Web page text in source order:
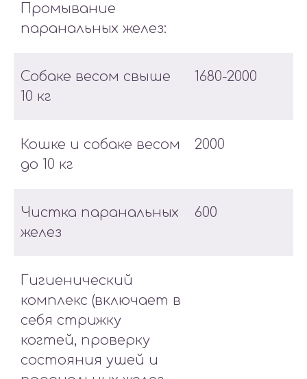
Промывание
паранальных желез:
Собаке весом свыше
10 кг
1680-2000
Кошке и собаке весом
до 10 кг
2000
Чистка паранальных
желез
600
Гигиенический
комплекс (включает в
себя стрижку
когтей, проверку
состояния ушей и